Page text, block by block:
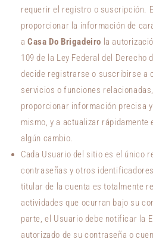
requerir el registro o suscripción.
proporcionar la información de
aCasa Do Brigadeiro la
109 de la Ley Federal del Derecho
decide registrarse o suscribirse a
servicios o funciones
proporcionar información precisa
mismo, y a actualizar rápidamente
algún cambio.
Cada Usuario del sitio es el único
contraseñas y otros
titular de la cuenta es totalmente
actividades que ocurran bajo su
parte, el Usuario debe notificar la
autorizado de su contraseña o